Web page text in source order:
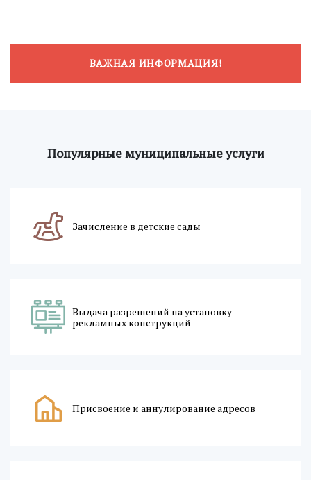
ВАЖНАЯ ИНФОРМАЦИЯ!
Популярные муниципальные услуги
Зачисление в детские сады
Выдача разрешений на установку
рекламных конструкций
Присвоение и аннулирование адресов